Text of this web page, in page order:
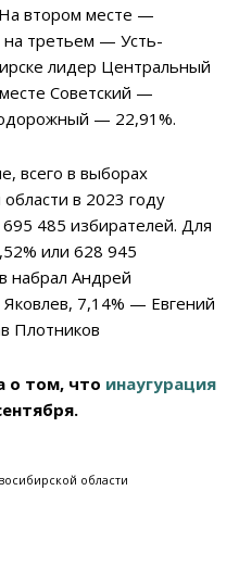
втором месте —
на третьем — Усть-
лидер Центральный
Советский —
— 22,91%.
всего в выборах
в 2023 году
485 избирателей. Для
или 628 945
набрал Андрей
7,14% — Евгений
Плотников
о том, что инаугурация
области